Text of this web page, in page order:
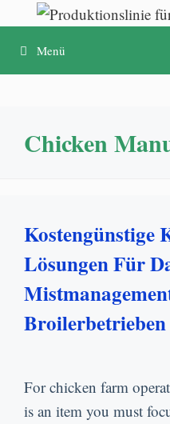
springenMenü
Chicken
Kostengünstige
Lösungen Für
Broilerbetrieben
For chicken farm
is an item you must